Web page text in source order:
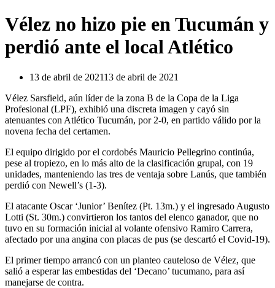
Vélez no hizo pie en Tucumán y
perdió ante el local Atlético
13 de abril de 202113 de abril de 2021
Vélez Sarsfield, aún líder de la zona B de la Copa de la Liga
Profesional (LPF), exhibió una discreta imagen y cayó sin
atenuantes con Atlético Tucumán, por 2-0, en partido válido por la
novena fecha del certamen.
El equipo dirigido por el cordobés Mauricio Pellegrino continúa,
pese al tropiezo, en lo más alto de la clasificación grupal, con 19
unidades, manteniendo las tres de ventaja sobre Lanús, que también
perdió con Newell’s (1-3).
El atacante Oscar ‘Junior’ Benítez (Pt. 13m.) y el ingresado Augusto
Lotti (St. 30m.) convirtieron los tantos del elenco ganador, que no
tuvo en su formación inicial al volante ofensivo Ramiro Carrera,
afectado por una angina con placas de pus (se descartó el Covid-19).
El primer tiempo arrancó con un planteo cauteloso de Vélez, que
salió a esperar las embestidas del ‘Decano’ tucumano, para así
manejarse de contra.